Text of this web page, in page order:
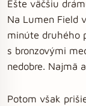
Ešte väčšiu
Na Lumen Field
minúte druhého
s bronzovými
nedobre. Najmä
Potom však